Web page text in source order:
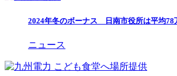
2024年冬のボーナス 日南市役所は平均78
ニュース